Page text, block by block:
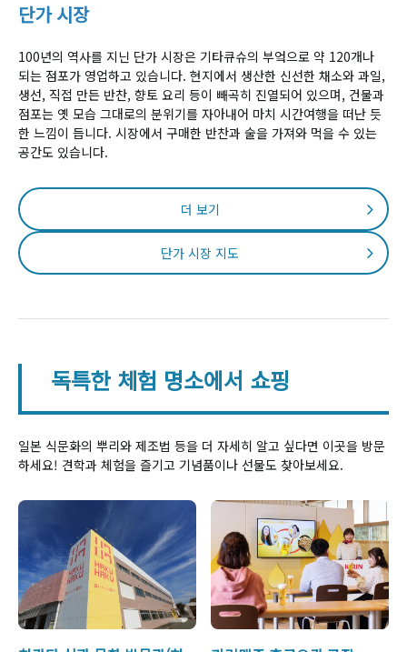
단가 시장
100년의 역사를 지닌 단가 시장은 기타큐슈의 부엌으로 약 120개나
되는 점포가 영업하고 있습니다. 현지에서 생산한 신선한 채소와 과일,
생선, 직접 만든 반찬, 향토 요리 등이 빼곡히 진열되어 있으며, 건물과
점포는 옛 모습 그대로의 분위기를 자아내어 마치 시간여행을 떠난 듯
한 느낌이 듭니다. 시장에서 구매한 반찬과 술을 가져와 먹을 수 있는
공간도 있습니다.
더 보기
단가 시장 지도
독특한 체험 명소에서 쇼핑
일본 식문화의 뿌리와 제조법 등을 더 자세히 알고 싶다면 이곳을 방문
하세요! 견학과 체험을 즐기고 기념품이나 선물도 찾아보세요.